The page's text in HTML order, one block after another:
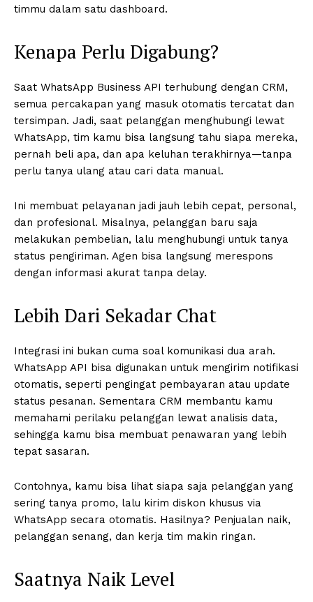
timmu dalam satu dashboard.
Kenapa Perlu Digabung?
Saat WhatsApp Business API terhubung dengan CRM,
semua percakapan yang masuk otomatis tercatat dan
tersimpan. Jadi, saat pelanggan menghubungi lewat
WhatsApp, tim kamu bisa langsung tahu siapa mereka,
pernah beli apa, dan apa keluhan terakhirnya—tanpa
perlu tanya ulang atau cari data manual.
Ini membuat pelayanan jadi jauh lebih cepat, personal,
dan profesional. Misalnya, pelanggan baru saja
melakukan pembelian, lalu menghubungi untuk tanya
status pengiriman. Agen bisa langsung merespons
dengan informasi akurat tanpa delay.
Lebih Dari Sekadar Chat
Integrasi ini bukan cuma soal komunikasi dua arah.
WhatsApp API bisa digunakan untuk mengirim notifikasi
otomatis, seperti pengingat pembayaran atau update
status pesanan. Sementara CRM membantu kamu
memahami perilaku pelanggan lewat analisis data,
sehingga kamu bisa membuat penawaran yang lebih
tepat sasaran.
Contohnya, kamu bisa lihat siapa saja pelanggan yang
sering tanya promo, lalu kirim diskon khusus via
WhatsApp secara otomatis. Hasilnya? Penjualan naik,
pelanggan senang, dan kerja tim makin ringan.
Saatnya Naik Level